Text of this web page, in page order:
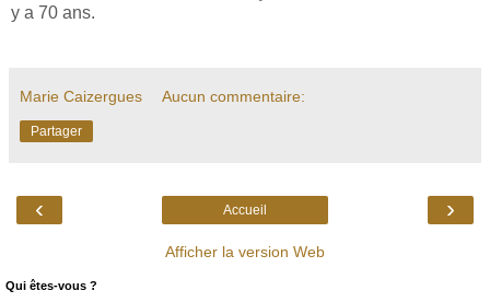
y a 70 ans.
Marie Caizergues Aucun commentaire:
Partager
‹ ›
Accueil
Afficher la version Web
Qui êtes-vous ?